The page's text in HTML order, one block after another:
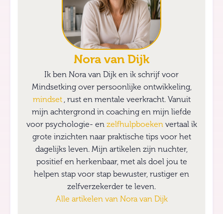
Nora van Dijk
Ik ben Nora van Dijk en ik schrijf voor
Mindsetking over persoonlijke ontwikkeling,
mindset , rust en mentale veerkracht. Vanuit
mijn achtergrond in coaching en mijn liefde
voor psychologie- en zelfhulpboeken vertaal ik
grote inzichten naar praktische tips voor het
dagelijks leven. Mijn artikelen zijn nuchter,
positief en herkenbaar, met als doel jou te
helpen stap voor stap bewuster, rustiger en
zelfverzekerder te leven.
Alle artikelen van Nora van Dijk